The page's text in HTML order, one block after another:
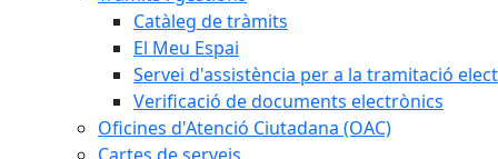
Catàleg de tràmits
El Meu Espai
Servei d'assistència per a la tramitació
Verificació de documents electrònics
Oficines d'Atenció Ciutadana (OAC)